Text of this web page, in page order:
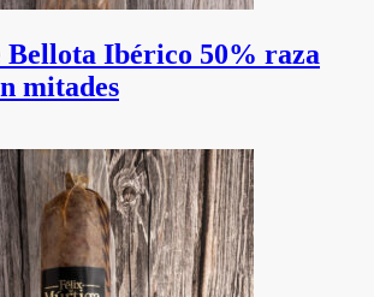
Bellota Ibérico 50% raza
mitades